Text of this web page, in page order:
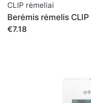
CLIP rėmeliai
Berėmis rėmelis
€7.18